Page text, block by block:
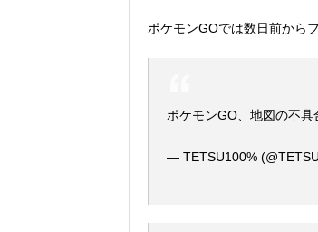
ポケモンGOでは数日前から
ポケモンGO、地図の不
— TETSU100%